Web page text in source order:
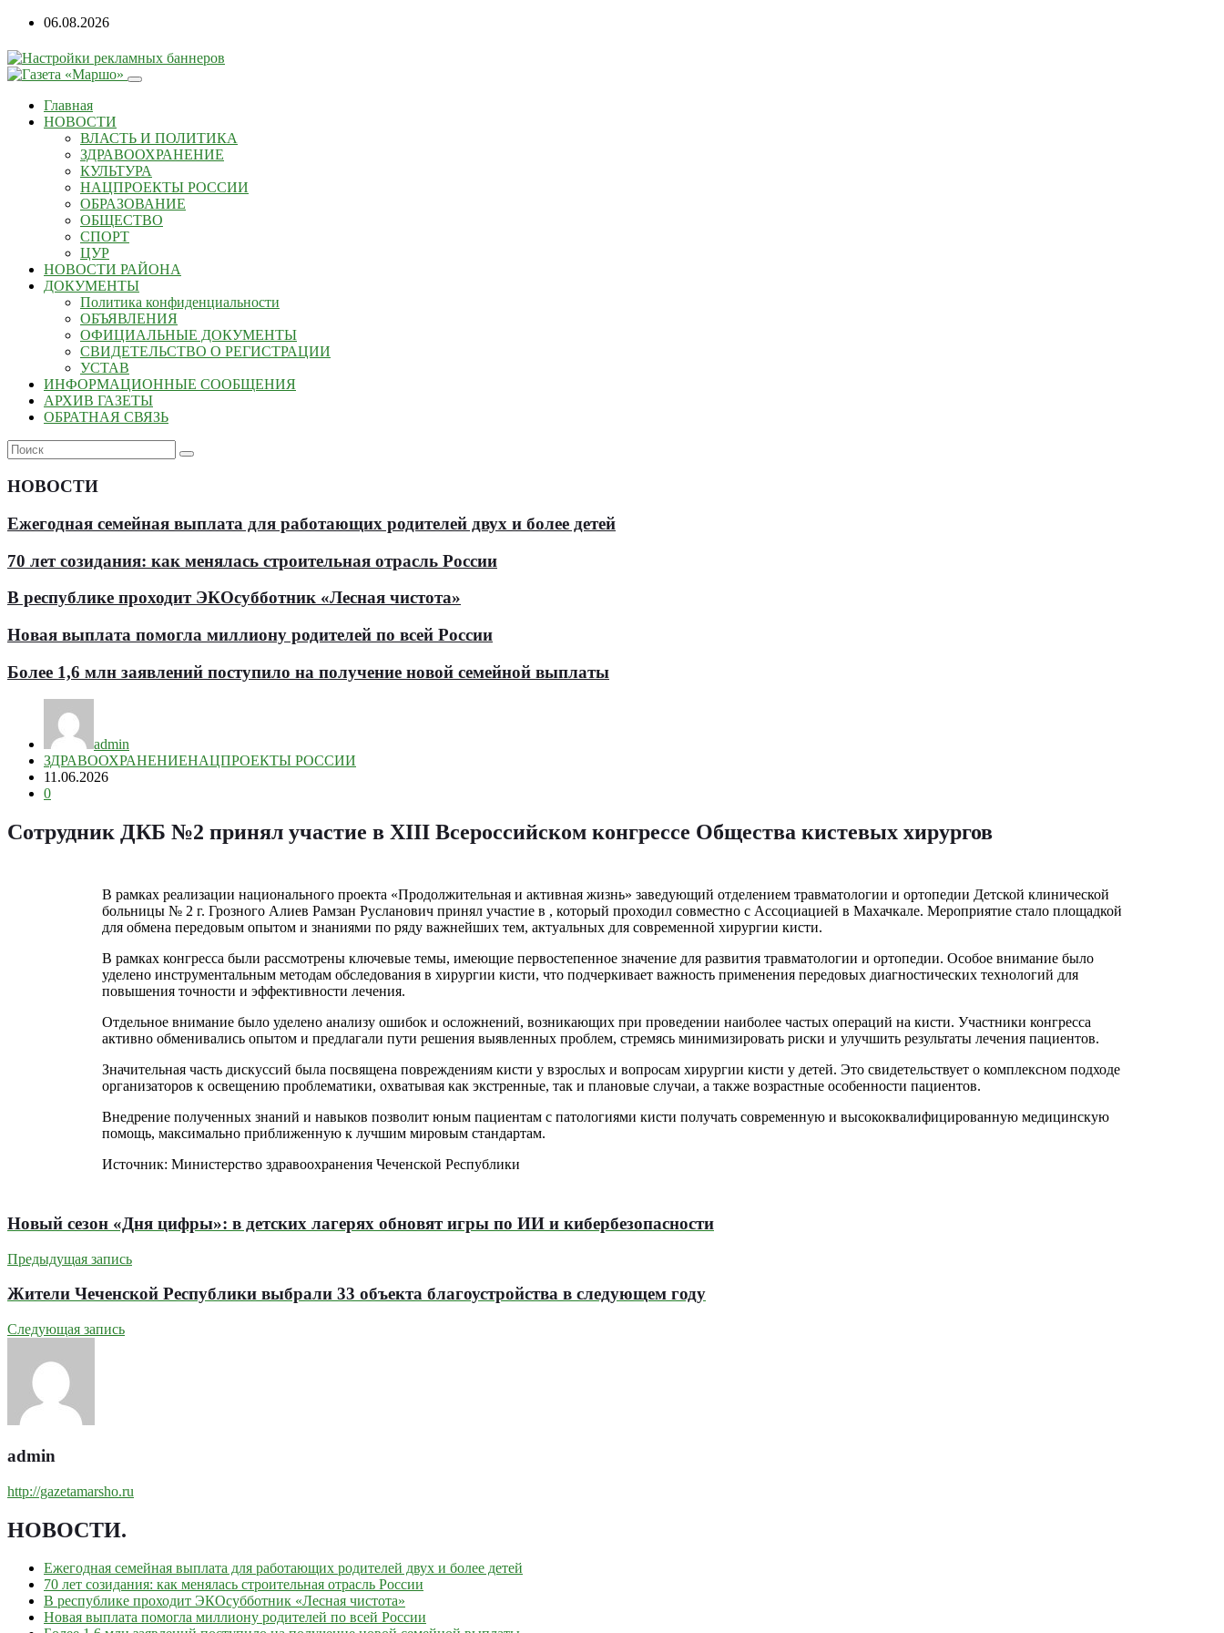
06.08.2026
Главная
НОВОСТИ
ВЛАСТЬ И ПОЛИТИКА
ЗДРАВООХРАНЕНИЕ
КУЛЬТУРА
НАЦПРОЕКТЫ РОССИИ
ОБРАЗОВАНИЕ
ОБЩЕСТВО
СПОРТ
ЦУР
НОВОСТИ РАЙОНА
ДОКУМЕНТЫ
Политика конфиденциальности
ОБЪЯВЛЕНИЯ
ОФИЦИАЛЬНЫЕ ДОКУМЕНТЫ
СВИДЕТЕЛЬСТВО О РЕГИСТРАЦИИ
УСТАВ
ИНФОРМАЦИОННЫЕ СООБЩЕНИЯ
АРХИВ ГАЗЕТЫ
ОБРАТНАЯ СВЯЗЬ
НОВОСТИ
Ежегодная семейная выплата для работающих родителей двух и более детей
70 лет созидания: как менялась строительная отрасль России
В республике проходит ЭКОсубботник «Лесная чистота»
Новая выплата помогла миллиону родителей по всей России
Более 1,6 млн заявлений поступило на получение новой семейной выплаты
admin
ЗДРАВООХРАНЕНИЕНАЦПРОЕКТЫ РОССИИ
11.06.2026
0
Сотрудник ДКБ №2 принял участие в XIII Всероссийском конгрессе Общества кистевых хирургов
В рамках реализации национального проекта «Продолжительная и активная жизнь» заведующий отделением травматологии и ортопедии Детской клинической
больницы № 2 г. Грозного Алиев Рамзан Русланович принял участие в , который проходил совместно с Ассоциацией в Махачкале. Мероприятие стало площадкой
для обмена передовым опытом и знаниями по ряду важнейших тем, актуальных для современной хирургии кисти.
В рамках конгресса были рассмотрены ключевые темы, имеющие первостепенное значение для развития травматологии и ортопедии. Особое внимание было
уделено инструментальным методам обследования в хирургии кисти, что подчеркивает важность применения передовых диагностических технологий для
повышения точности и эффективности лечения.
Отдельное внимание было уделено анализу ошибок и осложнений, возникающих при проведении наиболее частых операций на кисти. Участники конгресса
активно обменивались опытом и предлагали пути решения выявленных проблем, стремясь минимизировать риски и улучшить результаты лечения пациентов.
Значительная часть дискуссий была посвящена повреждениям кисти у взрослых и вопросам хирургии кисти у детей. Это свидетельствует о комплексном подходе
организаторов к освещению проблематики, охватывая как экстренные, так и плановые случаи, а также возрастные особенности пациентов.
Внедрение полученных знаний и навыков позволит юным пациентам с патологиями кисти получать современную и высококвалифицированную медицинскую
помощь, максимально приближенную к лучшим мировым стандартам.
Источник: Министерство здравоохранения Чеченской Республики
Новый сезон «Дня цифры»: в детских лагерях обновят игры по ИИ и кибербезопасности
Предыдущая запись
Жители Чеченской Республики выбрали 33 объекта благоустройства в следующем году
Следующая запись
admin
http://gazetamarsho.ru
НОВОСТИ.
Ежегодная семейная выплата для работающих родителей двух и более детей
70 лет созидания: как менялась строительная отрасль России
В республике проходит ЭКОсубботник «Лесная чистота»
Новая выплата помогла миллиону родителей по всей России